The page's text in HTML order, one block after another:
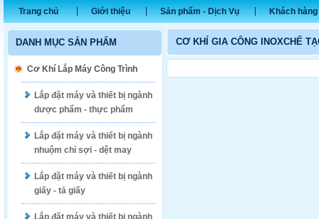
Trang chủ Giới thiệu Sản phẩm - Dịch Vụ Khách
DANH MỤC SẢN PHẨM
Cơ Khí Lắp Máy Công Trình
Lắp đặt máy và thiết bị ngành
dược phẩm - thực phẩm
Lắp đặt máy và thiết bị ngành
nhuộm chỉ sợi - dệt may
Lắp đặt máy và thiết bị ngành
giấy - tả giấy
Lắp đặt máy và thiết bị ngành
CƠ KHÍ GIA CÔNG INOXCHẾ